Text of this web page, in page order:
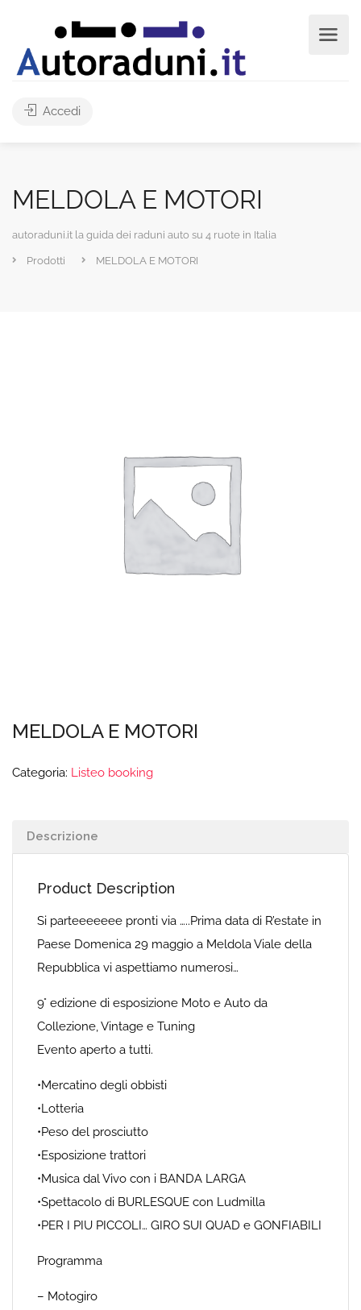
Accedi
MELDOLA E MOTORI
autoraduni.it la guida dei raduni auto su 4 ruote in Italia
Prodotti MELDOLA E MOTORI
MELDOLA E MOTORI
Categoria: Listeo booking
Descrizione
Product Description
Si parteeeeeee pronti via …..Prima data di R’estate in
Paese Domenica 29 maggio a Meldola Viale della
Repubblica vi aspettiamo numerosi…
9° edizione di esposizione Moto e Auto da
Collezione, Vintage e Tuning
Evento aperto a tutti.
•Mercatino degli obbisti
•Lotteria
•Peso del prosciutto
•Esposizione trattori
•Musica dal Vivo con i BANDA LARGA
•Spettacolo di BURLESQUE con Ludmilla
•PER I PIU PICCOLI… GIRO SUI QUAD e GONFIABILI
Programma
– Motogiro